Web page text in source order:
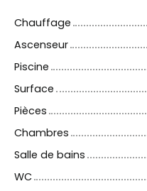
Chauffage
Ascenseur
Piscine
Surface
Pièces
Chambres
Salle de bains
WC